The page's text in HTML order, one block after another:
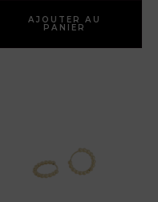
AJOUTER AU
PANIER